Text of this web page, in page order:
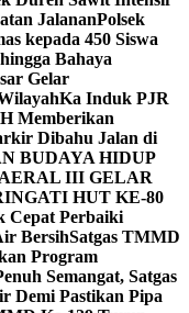
JalananPolsek
kepada 450 Siswa
Bahaya
Gelar
Ka Induk PJR
Memberikan
Dibahu Jalan di
BUDAYA HIDUP
III GELAR
HUT KE-80
Cepat Perbaiki
BersihSatgas TMMD
Program
Semangat, Satgas
Demi Pastikan Pipa